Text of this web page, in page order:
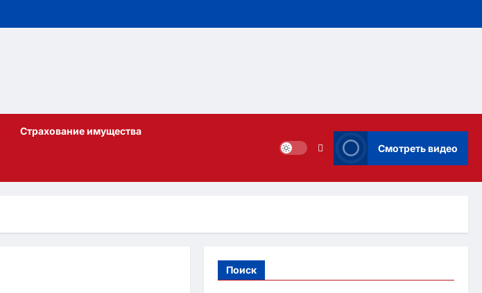
Страхование имущества
Смотреть видео
Поиск